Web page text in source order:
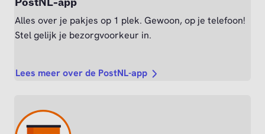
Alles over je pakjes op 1 plek. Gewoon, op je telefoon!
Stel gelijk je bezorgvoorkeur in.
Lees meer over de PostNL-app